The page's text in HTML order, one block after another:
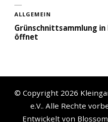
ALLGEMEIN
Grünschnittsammlung in
öffnet
© Copyright 2026
e.V.. Alle Rechte
Entwickelt von